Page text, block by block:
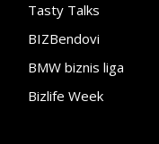
Tasty Talks
BIZBendovi
BMW biznis liga
Bizlife Week